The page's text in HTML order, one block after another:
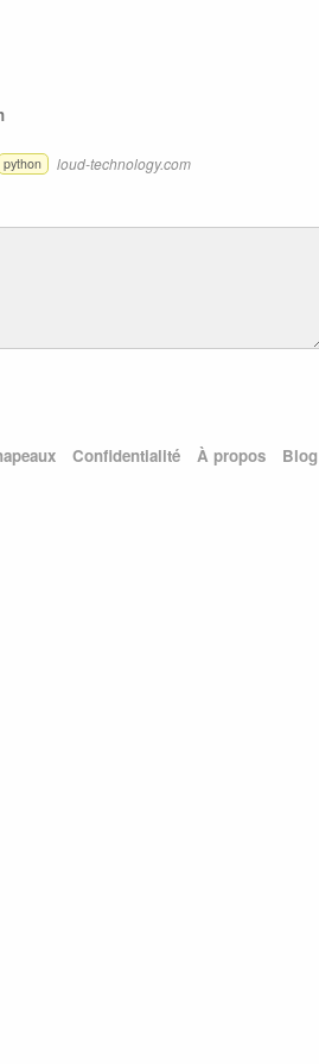
python loud-technology.com
Confidentialité À propos Blog